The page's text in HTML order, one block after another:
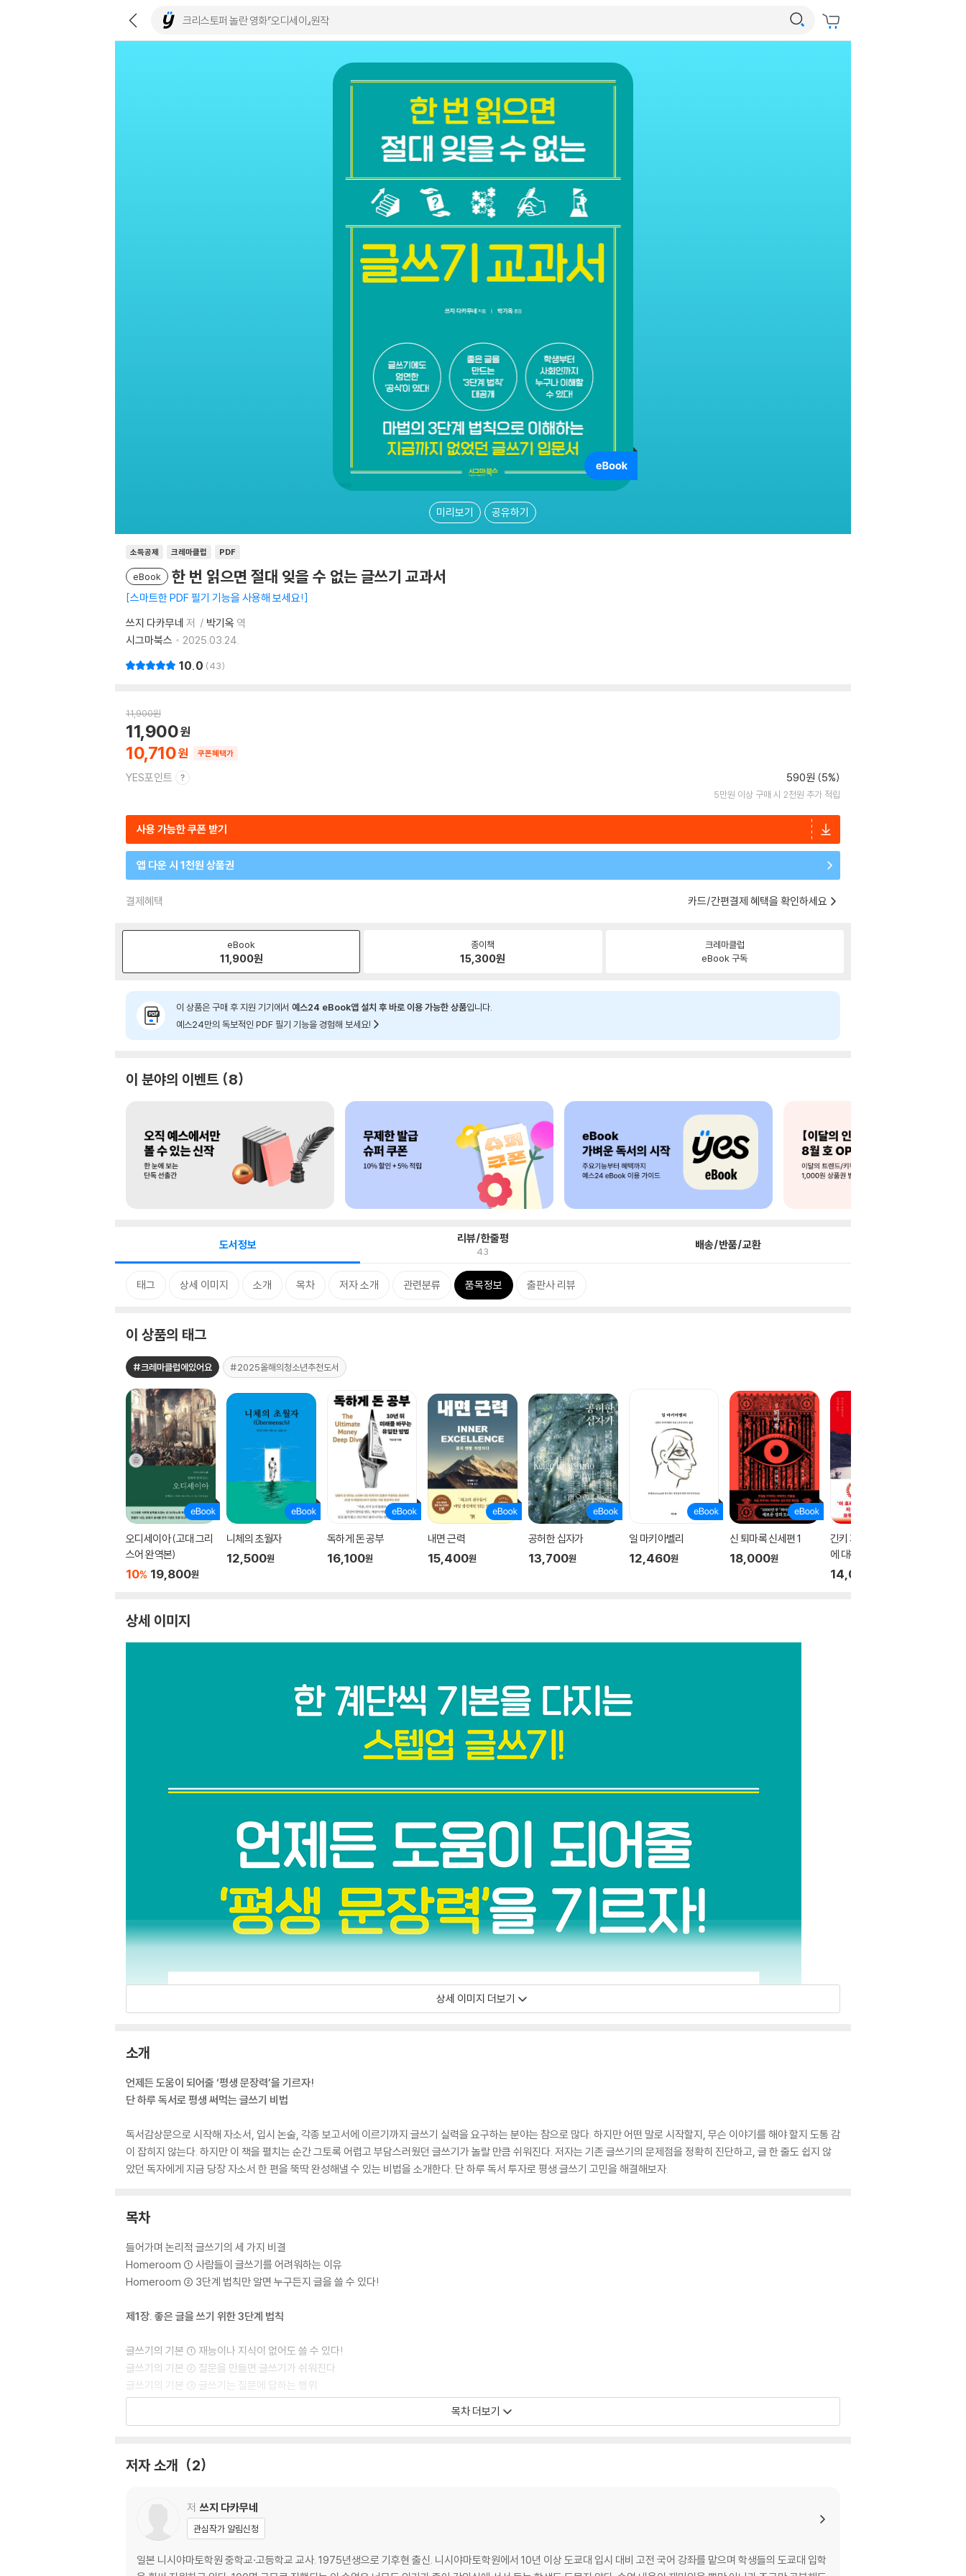
미리보기 공유하기
소득공제 크레마클럽 PDF
eBook 한 번 읽으면 절대 잊을 수 없는 글쓰기 교과서
스마트한 PDF 필기 기능을 사용해 보세요!
쓰지 다카무네 저 박기옥 역
시그마북스
2025.03.24.
10.0 43
11,900원
10,710
11,900
쿠폰혜택가
YES포인트 590원 (5%)
5만원 이상 구매 시 2천원 추가 적립
사용 가능한 쿠폰 받기
앱 다운 시 1천원 상품권
결제혜택 카드/간편결제 혜택을 확인하세요
eBook
11,900원
종이책
15,300원
크레마클럽
eBook 구독
이 상품은 구매 후 지원 기기에서 예스24 eBook앱 설치 후 바로 이용 가능한 상품입니다.
예스24만의 독보적인 PDF 필기 기능을 경험해 보세요!
이 분야의 이벤트 8
도서정보 리뷰/한줄평
43 배송/반품/교환
태그 상세 이미지 소개 목차 저자 소개 관련분류 품목정보 출판사 리뷰
이 상품의 태그
#크레마클럽에있어요 #2025올해의청소년추천도서
오디세이아 (고대 그리
스어 완역본)
10% 19,800원
니체의 초월자
12,500원
독하게 돈 공부
16,100원
내면 근력
15,400원
공허한 십자가
13,700원
일 마키아벨리
12,460원
신 퇴마록 신세편 1
18,000원
긴키 지방의 어느 장소
에 대하여
14,000
상세 이미지
상세 이미지 더보기
소개
언제든 도움이 되어줄 ‘평생 문장력’을 기르자!
단 하루 독서로 평생 써먹는 글쓰기 비법
독서감상문으로 시작해 자소서, 입시 논술, 각종 보고서에 이르기까지 글쓰기 실력을 요구하는 분야는 참으로 많다. 하지만 어떤 말로 시작할지, 무슨 이야기를 해야 할지 도통 감
이 잡히지 않는다. 하지만 이 책을 펼치는 순간 그토록 어렵고 부담스러웠던 글쓰기가 놀랄 만큼 쉬워진다. 저자는 기존 글쓰기의 문제점을 정확히 진단하고, 글 한 줄도 쉽지 않
았던 독자에게 지금 당장 자소서 한 편을 뚝딱 완성해낼 수 있는 비법을 소개한다. 단 하루 독서 투자로 평생 글쓰기 고민을 해결해보자.
목차
들어가며 논리적 글쓰기의 세 가지 비결
Homeroom ① 사람들이 글쓰기를 어려워하는 이유
Homeroom ② 3단계 법칙만 알면 누구든지 글을 쓸 수 있다!
제1장. 좋은 글을 쓰기 위한 3단계 법칙
글쓰기의 기본 ① 재능이나 지식이 없어도 쓸 수 있다!
글쓰기의 기본 ② 질문을 만들면 글쓰기가 쉬워진다
글쓰기의 기본 ③ 글쓰기는 질문에 답하는 행위
글쓰기 3단계 법칙 ① 세 가지 법칙만 알면 누구나 쓸 수 있다
질문이란 무엇인가 ② 모든 글은 질문으로 이루어져 있다
‘큰 질문’ 만들기 ① 글을 쓰는 목적을 분명히 한다
‘큰 질문’ 만들기 ② ‘큰 질문’을 ‘첫 문장’으로 쓴다
‘큰 질문’ 만들기 ③ ‘큰 질문’에는 꼭 답하지 않아도 된다
목차 더보기
저자 소개 2
저 쓰지 다카무네
관심작가 알림신청
일본 니시야마토학원 중학교·고등학교 교사. 1975년생으로 기후현 출신. 니시야마토학원에서 10년 이상 도쿄대 입시 대비 고전 국어 강좌를 맡으며 학생들의 도쿄대 입학